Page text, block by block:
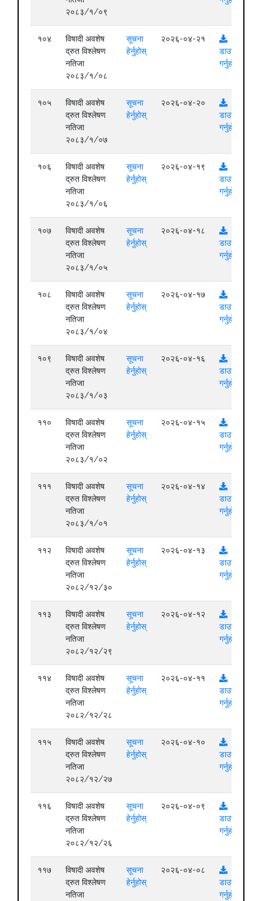
२०८३/१/०९
१०४
विषादी अवशेष
द्रुत विश्लेषण
नतिजा
२०८३/१/०८
सूचना
हेर्नुहोस्
२०२६-०४-२१
डाउनलोड
गर्नुहोस्
१०५
विषादी अवशेष
द्रुत विश्लेषण
नतिजा
२०८३/१/०७
सूचना
हेर्नुहोस्
२०२६-०४-२०
डाउनलोड
गर्नुहोस्
१०६
विषादी अवशेष
द्रुत विश्लेषण
नतिजा
२०८३/१/०६
सूचना
हेर्नुहोस्
२०२६-०४-१९
डाउनलोड
गर्नुहोस्
१०७
विषादी अवशेष
द्रुत विश्लेषण
नतिजा
२०८३/१/०५
सूचना
हेर्नुहोस्
२०२६-०४-१८
डाउनलोड
गर्नुहोस्
१०८
विषादी अवशेष
द्रुत विश्लेषण
नतिजा
२०८३/१/०४
सूचना
हेर्नुहोस्
२०२६-०४-१७
डाउनलोड
गर्नुहोस्
१०९
विषादी अवशेष
द्रुत विश्लेषण
नतिजा
२०८३/१/०३
सूचना
हेर्नुहोस्
२०२६-०४-१६
डाउनलोड
गर्नुहोस्
११०
विषादी अवशेष
द्रुत विश्लेषण
नतिजा
२०८३/१/०२
सूचना
हेर्नुहोस्
२०२६-०४-१५
डाउनलोड
गर्नुहोस्
१११
विषादी अवशेष
द्रुत विश्लेषण
नतिजा
२०८३/१/०१
सूचना
हेर्नुहोस्
२०२६-०४-१४
डाउनलोड
गर्नुहोस्
११२
विषादी अवशेष
द्रुत विश्लेषण
नतिजा
२०८२/१२/३०
सूचना
हेर्नुहोस्
२०२६-०४-१३
डाउनलोड
गर्नुहोस्
११३
विषादी अवशेष
द्रुत विश्लेषण
नतिजा
२०८२/१२/२९
सूचना
हेर्नुहोस्
२०२६-०४-१२
डाउनलोड
गर्नुहोस्
११४
विषादी अवशेष
द्रुत विश्लेषण
नतिजा
२०८२/१२/२८
सूचना
हेर्नुहोस्
२०२६-०४-११
डाउनलोड
गर्नुहोस्
११५
विषादी अवशेष
द्रुत विश्लेषण
नतिजा
२०८२/१२/२७
सूचना
हेर्नुहोस्
२०२६-०४-१०
डाउनलोड
गर्नुहोस्
११६
विषादी अवशेष
द्रुत विश्लेषण
नतिजा
२०८२/१२/२६
सूचना
हेर्नुहोस्
२०२६-०४-०९
डाउनलोड
गर्नुहोस्
११७
विषादी अवशेष
द्रुत विश्लेषण
नतिजा
सूचना
हेर्नुहोस्
२०२६-०४-०८
डाउनलोड
गर्नुहोस्